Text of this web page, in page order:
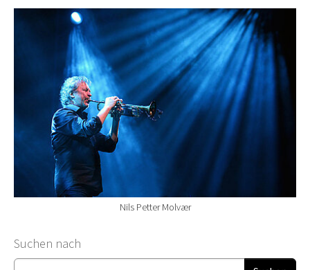
Nils Petter Molvær
Suchformular
Suchen nach